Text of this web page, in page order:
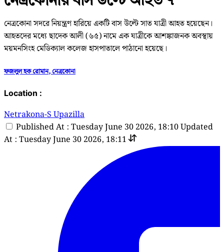
নেত্রকোনা সদরে নিয়ন্ত্রণ হারিয়ে একটি বাস উল্টে সাত যাত্রী আহত হয়েছেন।
আহতদের মধ্যে ছাদেক আলী (৬৫) নামে এক যাত্রীকে আশঙ্কাজনক অবস্থায়
ময়মনসিংহ মেডিক্যাল কলেজ হাসপাতালে পাঠানো হয়েছে।
ফজলুল হক রোমান, নেত্রকোনা
Location :
Netrakona-S Upazilla
Published At : Tuesday June 30 2026, 18:10Updated
At : Tuesday June 30 2026, 18:11